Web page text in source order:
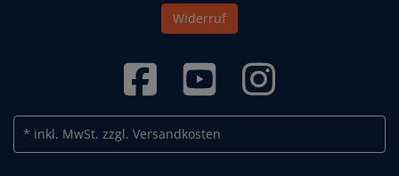
Widerruf
* inkl. MwSt. zzgl. Versandkosten